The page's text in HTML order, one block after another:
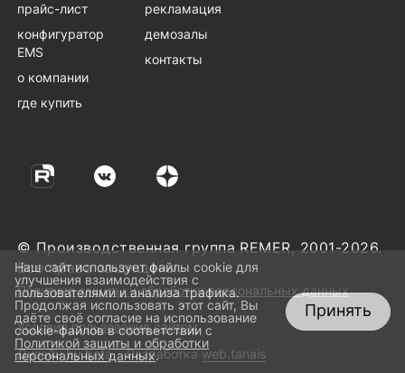
прайс-лист
конфигуратор
EMS
о компании
где купить
рекламация
демозалы
контакты
© Производственная группа REMER, 2001-2026.
Все права защищены.
Политика защиты и обработки персональных данных
Условия пользования сайтом
Дизайнby betaРазработкаweb.tanais
Наш сайт использует файлы cookie для
улучшения взаимодействия с
пользователями и анализа трафика.
Продолжая использовать этот сайт, Вы
даёте своё согласие на использование
cookie-файлов в соответствии с
Политикой защиты и обработки
персональных данных.
Принять